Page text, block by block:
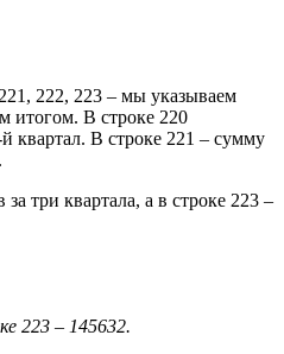
222, 223 – мы указываем
итогом. В строке 220
квартал. В строке 221 – сумму
три квартала, а в строке 223 –
223 – 145632.